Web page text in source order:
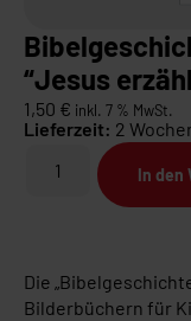
“Jesus
1,50 € inkl. 7 % MwSt.
Lieferzeit: 2
In den
Die
Bilderbüchern für